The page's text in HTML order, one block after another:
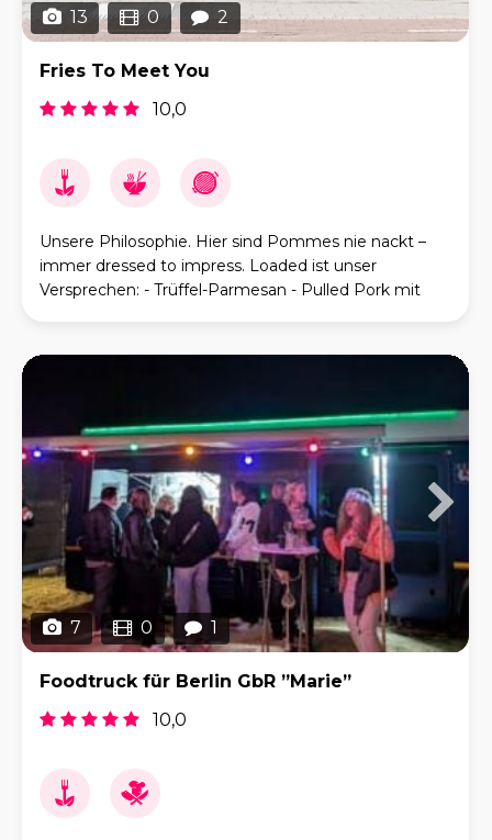
13 0 2
Fries To Meet You
10,0
Unsere Philosophie. Hier sind Pommes nie nackt –
immer dressed to impress. Loaded ist unser
Versprechen: - Trüffel-Parmesan - Pulled Pork mit
7 0 1
Foodtruck für Berlin GbR ”Marie”
10,0